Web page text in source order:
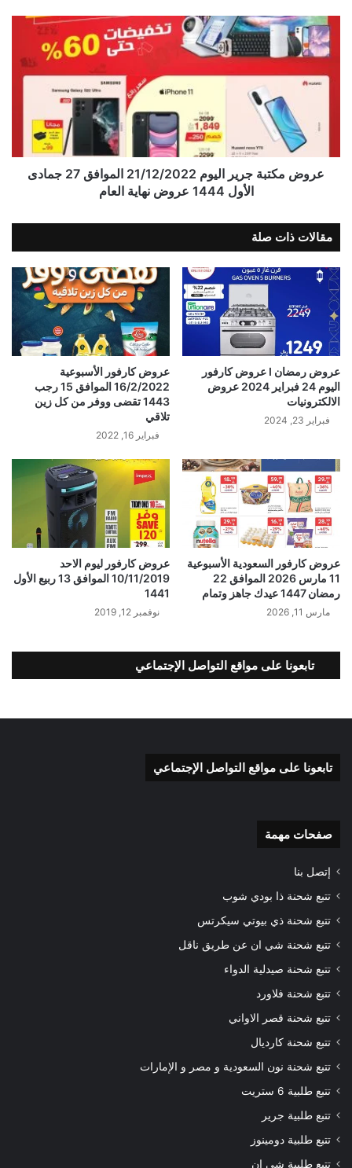
عروض مكتبة جرير اليوم 21/12/2022 الموافق 27 جمادى
الأول 1444 عروض نهاية العام
مقالات ذات صلة
عروض رمضان I عروض كارفور
اليوم 24 فبراير 2024 عروض
الالكترونيات
فبراير 23, 2024
عروض كارفور الأسبوعية
16/2/2022 الموافق 15 رجب
1443 تقضى ووفر من كل زين
تلاقي
فبراير 16, 2022
عروض كارفور السعودية الأسبوعية
11 مارس 2026 الموافق 22
رمضان 1447 عيدك جاهز وتمام
مارس 11, 2026
عروض كارفور ليوم الاحد
10/11/2019 الموافق 13 ربيع الأول
1441
نوفمبر 12, 2019
تابعونا على مواقع التواصل الإجتماعي
تابعونا على مواقع التواصل الإجتماعي
صفحات مهمة
إتصل بنا
تتبع شحنة ذا بودي شوب
تتبع شحنة ذي بيوتي سيكرتس
تتبع شحنة شي ان عن طريق ناقل
تتبع شحنة صيدلية الدواء
تتبع شحنة فلاورد
تتبع شحنة قصر الاواني
تتبع شحنة كارديال
تتبع شحنة نون السعودية و مصر و الإمارات
تتبع طلبية 6 ستريت
تتبع طلبية جرير
تتبع طلبية دومينوز
تتبع طلبية شي ان